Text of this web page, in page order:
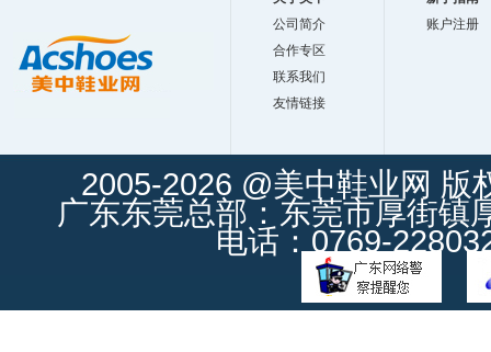
公司简介
合作专区
联系我们
友情链接
账户注册
2005-2026 @美中鞋业网 版
广东东莞总部：东莞市厚街镇
电话：0769-